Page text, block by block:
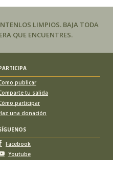
LIMPIOS. BAJA TODA
QUE ENCUENTRES.
publicar
tu salida
participar
una donación
Facebook
Youtube